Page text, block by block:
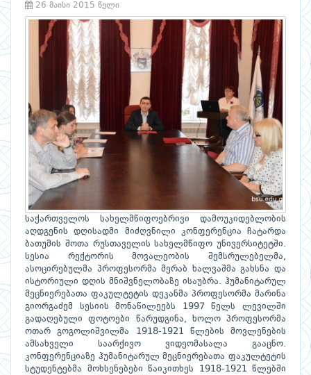
26 მაისი 2015 წელი
საქართველოს სახელმწიფოებრივი დამოუკიდებლობის
აღდგენის დღისადმი მიძღვნილი კონფერენცია ჩატარდა
ბათუმის შოთა რუსთაველის სახელმწიფო უნივერსიტეტში.
სესია რექტორის მოვალეობის შემსრულებელმა,
ასოცირებულმა პროფესორმა მერაბ ხალვაშმა გახსნა და
ისტორიული დღის მნიშვნელობაზე ისაუბრა. ჰუმანიტარულ
მეცნიერებათა ფაკულტეტის დეკანმა პროფესორმა მარინა
გიორგაძემ სესიის მონაწილეებს 1997 წელს ლევილში
გადაღებული ფოტოები წარუდგინა, ხოლო პროფესორმა
ოთარ გოგოლიშვილმა 1918-1921 წლების მოვლენების
ამსახველი საარქივო ვიდეომასალა გააცნო.
კონფერენციაზე ჰუმანიტარულ მეცნიერებათა ფაკულტეტის
სტუდენტებმა მოხსენებები წაიკითხეს 1918-1921 წლებში